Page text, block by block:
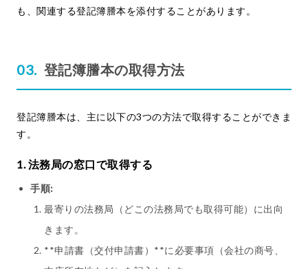
も、関連する登記簿謄本を添付することがあります。
登記簿謄本の取得方法
登記簿謄本は、主に以下の3つの方法で取得することができま
す。
1. 法務局の窓口で取得する
手順:
最寄りの法務局（どこの法務局でも取得可能）に出向
きます。
**申請書（交付申請書）**に必要事項（会社の商号、